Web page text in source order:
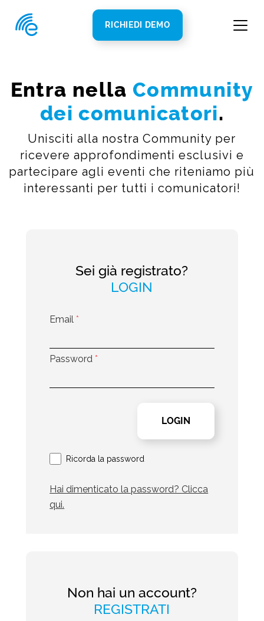
RICHIEDI DEMO
Entra nella Community
dei comunicatori.
Unisciti alla nostra Community per
ricevere approfondimenti esclusivi e
partecipare agli eventi che riteniamo più
interessanti per tutti i comunicatori!
Sei già registrato?
LOGIN
Email*
Password*
Ricorda la password
Hai dimenticato la password? Clicca
qui.
Non hai un account?
REGISTRATI